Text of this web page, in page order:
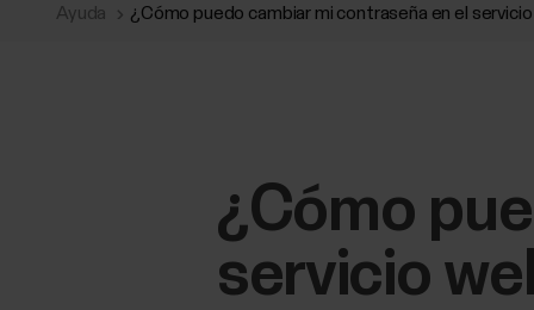
Ayuda ¿Cómo puedo cambiar mi contraseña en el
¿Cómo
servicio